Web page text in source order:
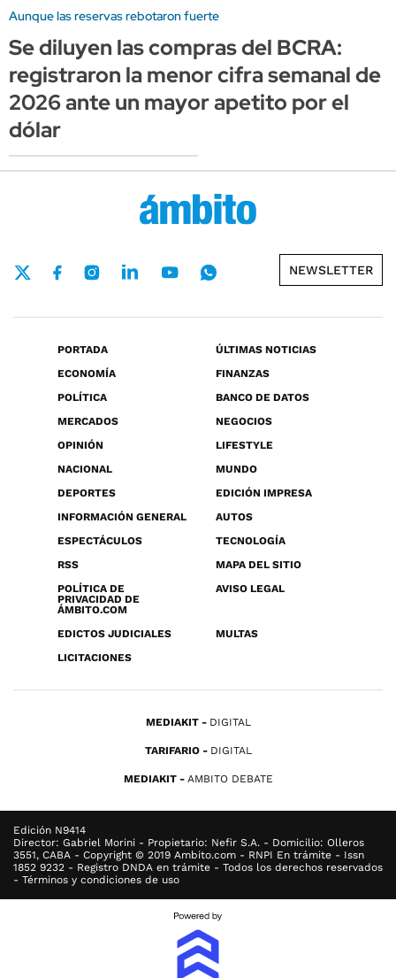
Aunque las reservas rebotaron fuerte
Se diluyen las compras del BCRA:
registraron la menor cifra semanal de
2026 ante un mayor apetito por el
dólar
NEWSLETTER
PORTADA
ÚLTIMAS NOTICIAS
ECONOMÍA
FINANZAS
POLÍTICA
BANCO DE DATOS
MERCADOS
NEGOCIOS
OPINIÓN
LIFESTYLE
NACIONAL
MUNDO
DEPORTES
EDICIÓN IMPRESA
INFORMACIÓN GENERAL
AUTOS
ESPECTÁCULOS
TECNOLOGÍA
RSS
MAPA DEL SITIO
POLÍTICA DE
PRIVACIDAD DE
ÁMBITO.COM
AVISO LEGAL
EDICTOS JUDICIALES
MULTAS
LICITACIONES
MEDIAKIT DIGITAL
TARIFARIO DIGITAL
MEDIAKIT AMBITO DEBATE
Edición N9414
Director: Gabriel Morini - Propietario: Nefir S.A. - Domicilio: Olleros
3551, CABA - Copyright © 2019 Ambito.com - RNPI En trámite - Issn
1852 9232 - Registro DNDA en trámite - Todos los derechos reservados
- Términos y condiciones de uso